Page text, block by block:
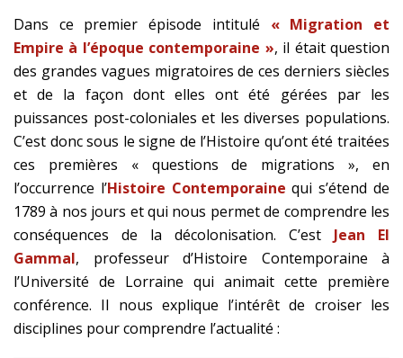
Dans ce premier épisode intitulé « Migration et
Empire à l’époque contemporaine », il était question
des grandes vagues migratoires de ces derniers siècles
et de la façon dont elles ont été gérées par les
puissances post-coloniales et les diverses populations.
C’est donc sous le signe de l’Histoire qu’ont été traitées
ces premières « questions de migrations », en
l’occurrence l’Histoire Contemporaine qui s’étend de
1789 à nos jours et qui nous permet de comprendre les
conséquences de la décolonisation. C’est Jean El
Gammal, professeur d’Histoire Contemporaine à
l’Université de Lorraine qui animait cette première
conférence. Il nous explique l’intérêt de croiser les
disciplines pour comprendre l’actualité :